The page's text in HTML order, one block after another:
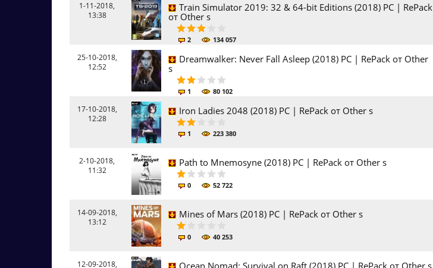
1-11-2018,
13:38
Train Simulator 2019: 32 & 64-bit Editions (2018) PC | RePack
от Other s
2 134 057
25-10-2018,
12:52
Dreamwalker: Never Fall Asleep (2018) PC | RePack от Other
s
1 80 102
17-10-2018,
12:28
Iron Ladies 2048 (2018) PC | RePack от Other s
1 223 380
2-10-2018,
11:32
Path to Mnemosyne (2018) PC | RePack от Other s
0 52 722
14-09-2018,
13:12
Mines of Mars (2018) PC | RePack от Other s
0 40 253
12-09-2018,
Ocean Nomad: Survival on Raft (2018) PC | RePack от Other s